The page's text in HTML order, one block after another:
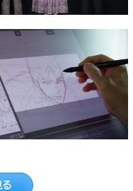
る